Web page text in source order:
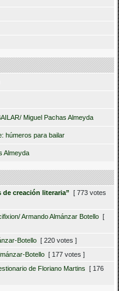
Miguel Pachas Almeyda
húmeros para bailar
Almeyda
de creación literaria” [ 773 votes
Armando Almánzar Botello [
Botello [ 220 votes ]
Botello [ 177 votes ]
de Floriano Martins [ 176